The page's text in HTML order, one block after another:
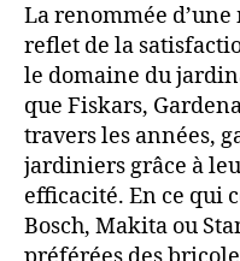
La renommée
reflet de la
le domaine du
que Fiskars,
travers les années,
jardiniers grâce à
efficacité. En ce qui
Bosch, Makita ou